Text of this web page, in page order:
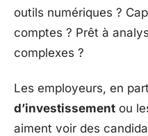
outils numériques ?
comptes ? Prêt à
complexes ?
Les employeurs, en
d’investissement ou
aiment voir des